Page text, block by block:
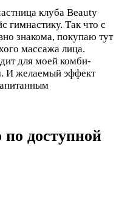
клуба Beauty
гимнастику. Так что с
знакома, покупаю тут
массажа лица.
для моей комби-
И желаемый эффект
доступной